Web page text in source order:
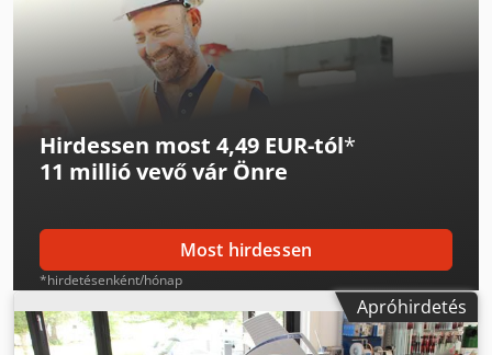
felszerelve) Hasító kocsi hossza: 3000 mm Maximális vágási
magasság: 50-125 mm Dedpezrtwqofx Aagjkr Asztal
mérete: 1180x670 mm Asztal meghosszabbítása: 1000x300
mm Asztal szélesítése: 700x565 mm Hajtás (kW/LE): 4,0/5,5
A fűrész tengely fordulatszáma: 4000/5000/6500 ford./perc
Súly: 800 kg
Hirdessen most 4,49 EUR-tól*
11 millió vevővár Önre
Most hirdessen
*hirdetésenként/hónap
Apróhirdetés